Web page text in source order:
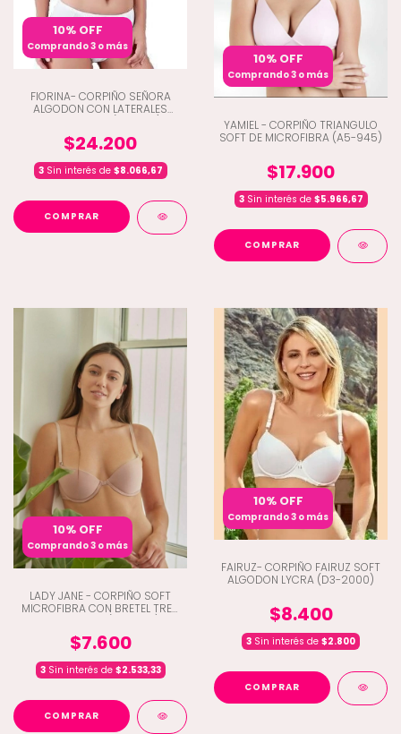
10% OFF
Comprando 3 o más
FIORINA- CORPIÑO SEÑORA
ALGODON CON LATERALES
$24.200
3Sin interés de $8.066,67
COMPRAR
10% OFF
Comprando 3 o más
YAMIEL - CORPIÑO TRIANGULO
SOFT DE MICROFIBRA (A5-945)
$17.900
3Sin interés de $5.966,67
COMPRAR
10% OFF
Comprando 3 o más
LADY JANE - CORPIÑO SOFT
MICROFIBRA CON BRETEL TRES
$7.600
3Sin interés de $2.533,33
COMPRAR
10% OFF
Comprando 3 o más
FAIRUZ- CORPIÑO FAIRUZ SOFT
ALGODON LYCRA (D3-2000)
$8.400
3 Sin interés de $2.800
COMPRAR